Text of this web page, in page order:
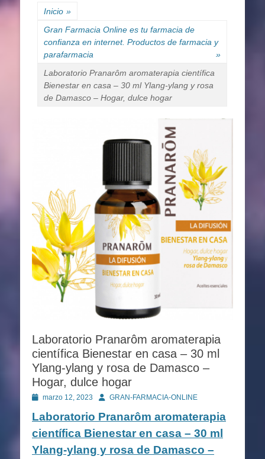
Inicio »
Gran Farmacia Online es tu farmacia de
confianza en internet. Productos de farmacia y
parafarmacia
»
Laboratorio Pranarôm aromaterapia científica
Bienestar en casa – 30 ml Ylang-ylang y rosa
de Damasco – Hogar, dulce hogar
Laboratorio Pranarôm aromaterapia
científica Bienestar en casa – 30 ml
Ylang-ylang y rosa de Damasco –
Hogar, dulce hogar
Publicado
marzo 12, 2023 AutorGRAN-FARMACIA-ONLINE
Laboratorio Pranarôm aromaterapia
científica Bienestar en casa – 30 ml
Ylang-ylang y rosa de Damasco –